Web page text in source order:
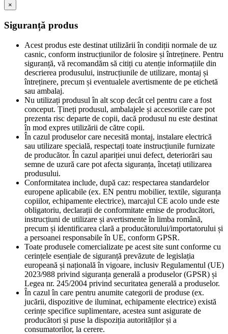
×
Siguranță produs
Acest produs este destinat utilizării în condiții normale de uz
casnic, conform instrucțiunilor de folosire și întreținere. Pentru
siguranță, vă recomandăm să citiți cu atenție informațiile din
descrierea produsului, instrucțiunile de utilizare, montaj și
întreținere, precum și eventualele avertismente de pe etichetă
sau ambalaj.
Nu utilizați produsul în alt scop decât cel pentru care a fost
conceput. Țineți produsul, ambalajele și accesoriile care pot
prezenta risc departe de copii, dacă produsul nu este destinat
în mod expres utilizării de către copii.
În cazul produselor care necesită montaj, instalare electrică
sau utilizare specială, respectați toate instrucțiunile furnizate
de producător. În cazul apariției unui defect, deteriorări sau
semne de uzură care pot afecta siguranța, încetați utilizarea
produsului.
Conformitatea include, după caz: respectarea standardelor
europene aplicabile (ex. EN pentru mobilier, textile, siguranța
copiilor, echipamente electrice), marcajul CE acolo unde este
obligatoriu, declarații de conformitate emise de producători,
instrucțiuni de utilizare și avertismente în limba română,
precum și identificarea clară a producătorului/importatorului și
a persoanei responsabile în UE, conform GPSR.
Toate produsele comercializate pe acest site sunt conforme cu
cerințele esențiale de siguranță prevăzute de legislația
europeană și națională în vigoare, inclusiv Regulamentul (UE)
2023/988 privind siguranța generală a produselor (GPSR) și
Legea nr. 245/2004 privind securitatea generală a produselor.
În cazul în care pentru anumite categorii de produse (ex.
jucării, dispozitive de iluminat, echipamente electrice) există
cerințe specifice suplimentare, acestea sunt asigurate de
producători și puse la dispoziția autorităților și a
consumatorilor, la cerere.